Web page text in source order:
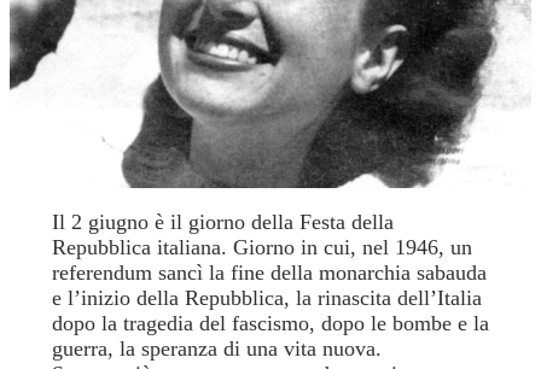
Il 2 giugno è il giorno della Festa della
Repubblica italiana. Giorno in cui, nel 1946, un
referendum sancì la fine della monarchia sabauda
e l’inizio della Repubblica, la rinascita dell’Italia
dopo la tragedia del fascismo, dopo le bombe e la
guerra, la speranza di una vita nuova.